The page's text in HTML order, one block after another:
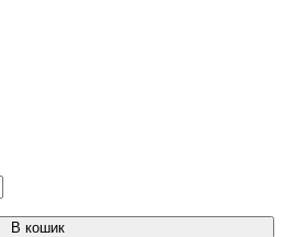
В кошик